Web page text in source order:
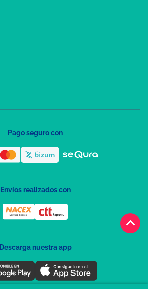
keyboard_arrow_up
Pago seguro con
Envíos realizados con
Descarga nuestra app